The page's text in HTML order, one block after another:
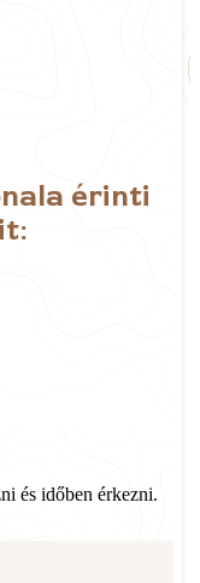
érinti
és időben érkezni.